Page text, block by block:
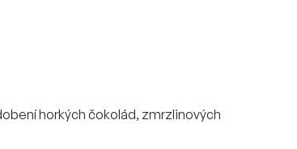
horkých čokolád, zmrzlinových